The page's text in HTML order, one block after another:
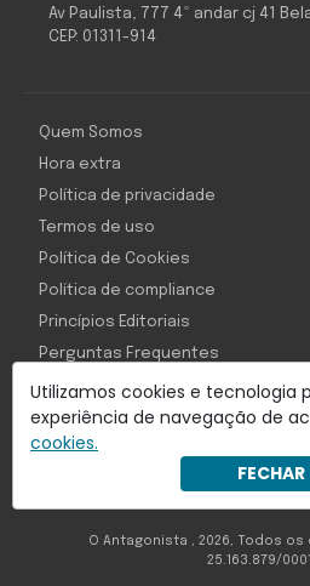
Utilizamos cookies e tecnologia
experiência de navegação de
cookies.
FECHAR
Av Paulista, 777 4º andar cj 41
CEP: 01311-914
Com inteligência e tecnologia:
Object1ve - Marketing Solution
Quem Somos
Hora extra
Política de privacidade
Termos de uso
Política de Cookies
Política de compliance
Princípios Editoriais
Perguntas Frequentes
O Antagonista , 2026, Todos
25.163.879/